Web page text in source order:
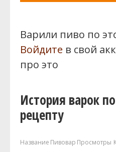
Варили пиво по
Войдите в свой
про это
История варок
рецепту
Название Пивовар Просмотры